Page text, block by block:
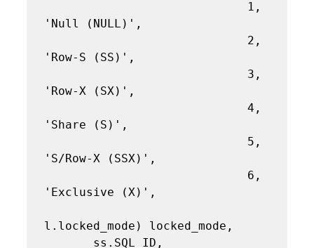
'Null (NULL)',
'Row-S (SS)',
'Row-X (SX)',
'Share (S)',
'S/Row-X (SSX)',
'Exclusive (X)',
l.locked_mode) locked_mode,